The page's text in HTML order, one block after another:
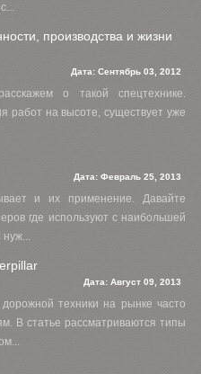
производства и жизни
Дата: Сентябрь 03, 2012
о такой спецтехнике.
работ на высоте, существует уже
Дата: Февраль 25, 2013
и их применение. Давайте
где используют с наибольшей
нуж...
Дата: Август 09, 2013
техники на рынке часто
В статье рассматриваются типы